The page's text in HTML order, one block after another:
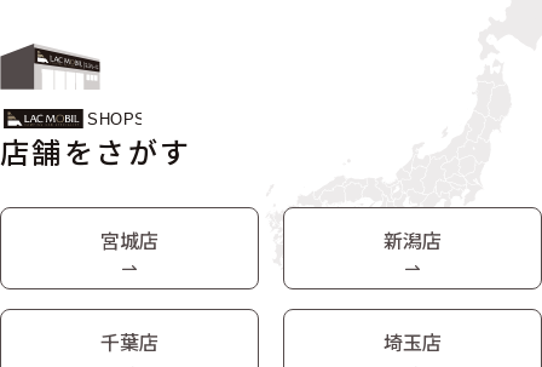
店舗をさがす
宮城店 新潟店
千葉店 埼玉店